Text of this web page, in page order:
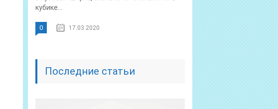
кубике...
0 17.03.2020
Последние статьи